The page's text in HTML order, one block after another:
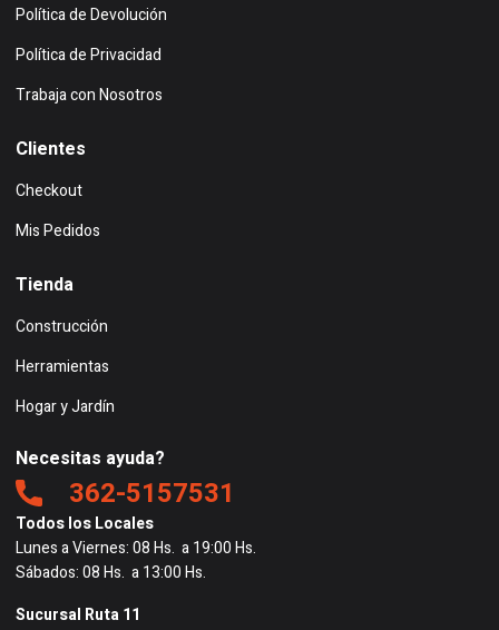
Política de Devolución
Política de Privacidad
Trabaja con Nosotros
Clientes
Checkout
Mis Pedidos
Tienda
Construcción
Herramientas
Hogar y Jardín
Necesitas ayuda?
362-5157531
Todos los Locales
Lunes a Viernes: 08 Hs. a 19:00 Hs.
Sábados: 08 Hs. a 13:00 Hs.
Sucursal Ruta 11